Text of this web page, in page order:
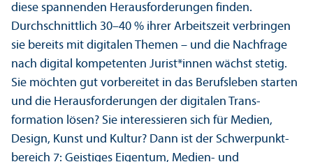
diese spannenden Herausforderungen finden.
Durchschnittlich 30–40 % ihrer Arbeits­zeit verbringen
sie bereits mit digitalen Themen – und die Nachfrage
nach digital kompetenten Jurist*innen wächst stetig.
Sie möchten gut vorbereitet in das Berufsleben starten
und die Herausforderungen der digitalen Trans­
formation lösen? Sie interessieren sich für Medien,
Design, Kunst und Kultur? Dann ist der Schwerpunkt­
bereich 7: Geistiges Eigentum, Medien- und